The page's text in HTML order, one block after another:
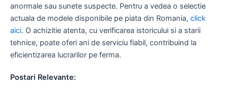
anormale sau sunete suspecte. Pentru a vedea o selectie
actuala de modele disponibile pe piata din Romania, click
aici. O achizitie atenta, cu verificarea istoricului si a starii
tehnice, poate oferi ani de serviciu fiabil, contribuind la
eficientizarea lucrarilor pe ferma.
Postari Relevante: